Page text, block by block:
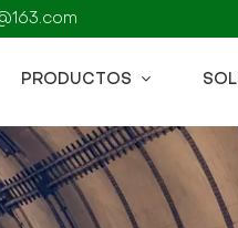
PRODUCTOS